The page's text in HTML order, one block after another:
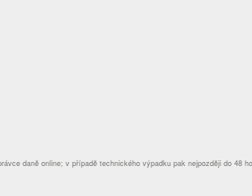
daně online; v případě technického výpadku pak nejpozději do 48